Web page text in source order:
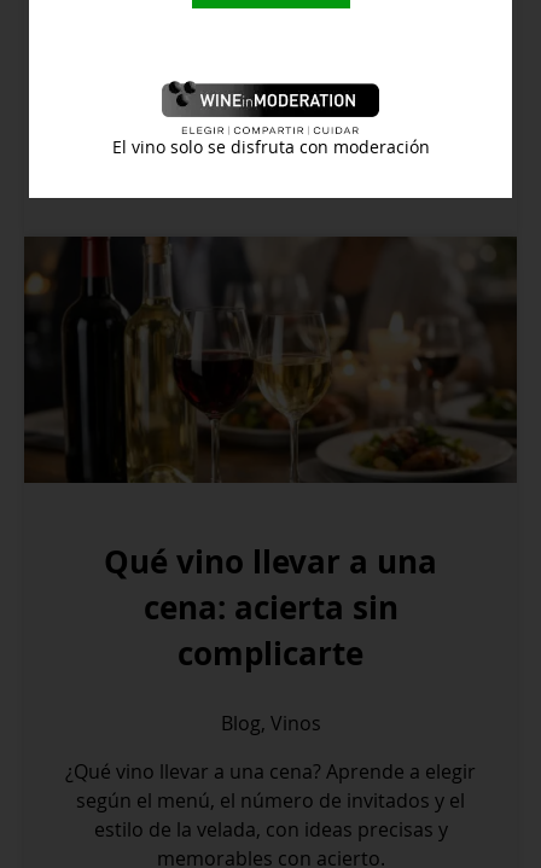
Entiende qué significa crianza, reserva y gran
reserva: tiempos de envejecimiento, estilos,
regiones y claves para elegir cada botella con
Qué vino llevar a una
cena: acierta sin
complicarte
Blog, Vinos
¿Qué vino llevar a una cena? Aprende a elegir
según el menú, el número de invitados y el
estilo de la velada, con ideas precisas y
memorables con acierto.
El vino solo se disfruta con moderación